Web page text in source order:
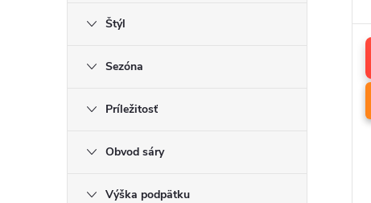
Štýl
Sezóna
Príležitosť
Obvod sáry
Výška podpätku